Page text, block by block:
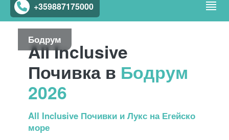
+359887175000
Бодрум
All Inclusive
Почивка в Бодрум
2026
All Inclusive Почивки и Лукс на Егейско
море